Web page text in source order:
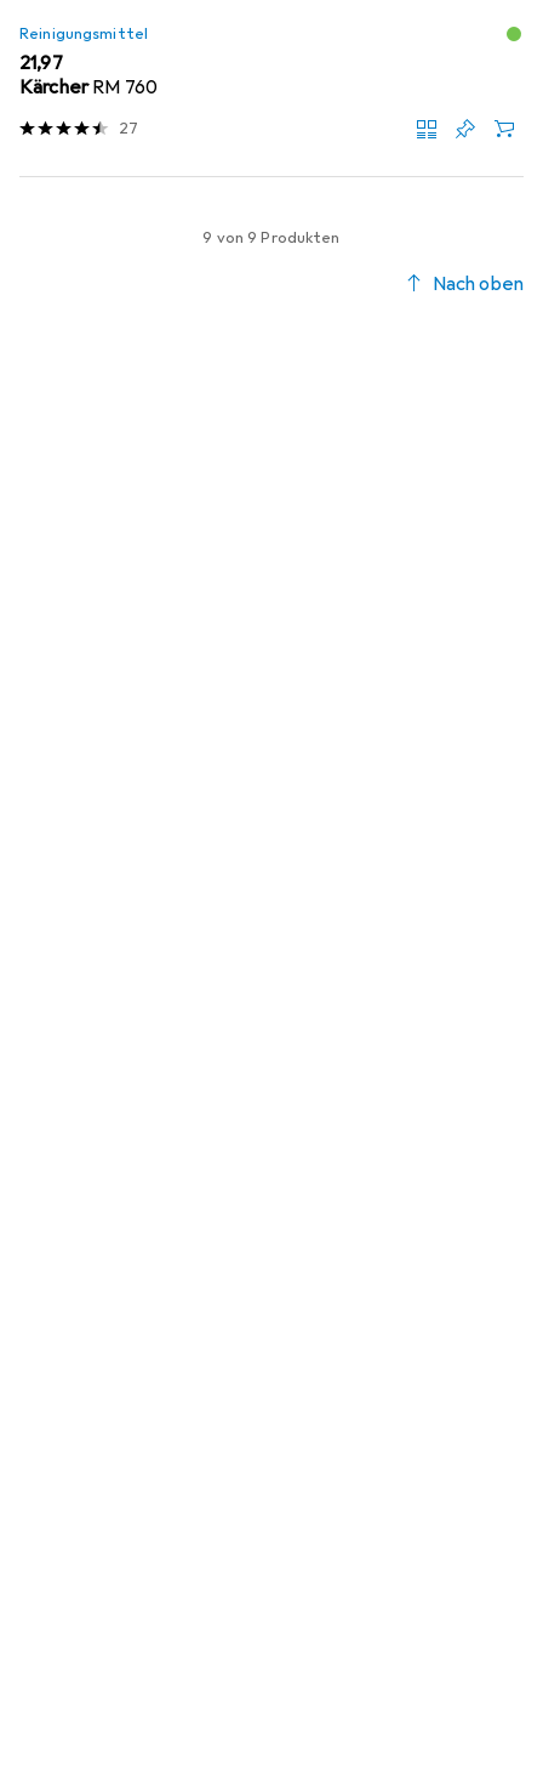
Reinigungsmittel
EUR
21,97
KärcherRM 760
27
9 von 9 Produkten
Nach oben